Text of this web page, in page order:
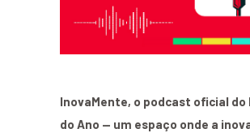
InovaMente, o podcast oficial do
do Ano — um espaço onde a